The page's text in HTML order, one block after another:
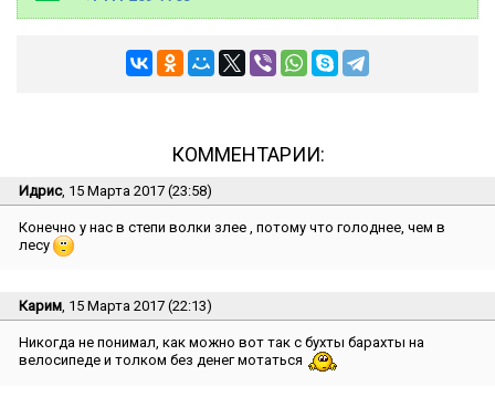
КОММЕНТАРИИ:
Идрис, 15 Марта 2017 (23:58)
Конечно у нас в степи волки злее , потому что голоднее, чем в
лесу
Карим , 15 Марта 2017 (22:13)
Никогда не понимал, как можно вот так с бухты барахты на
велосипеде и толком без денег мотаться